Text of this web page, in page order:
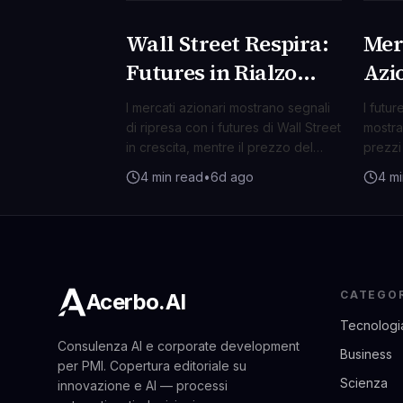
BUSINESS
Wall Street Respira:
Futures in Rialzo
mentre il Petrolio
Arretra Sotto
l'Ombra delle
Tensioni USA-Iran
I mercati azionari mostrano segnali
di ripresa con i futures di Wall Street
in crescita, mentre il prezzo del
petrolio cala. Gli investitori pesano
l'impatto delle tensioni geopolitiche
4 min read•6d ago
le
I
dopo
4
Acerbo.AI
Consulenza AI e corporate development
per PMI. Copertura editoriale su
innovazione e AI — processi
Business
Scienza